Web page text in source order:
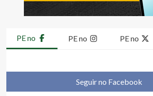
PE no PE no PE no
Seguir no Facebook